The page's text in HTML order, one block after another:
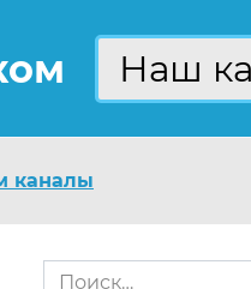
Наш
каналы
Search